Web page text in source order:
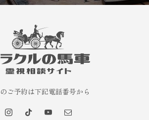
ご予約は下記電話番号から